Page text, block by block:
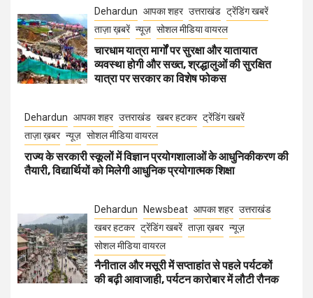
Dehardun आपका शहर उत्तराखंड ट्रेंडिंग खबरें
ताज़ा ख़बरें न्यूज़ सोशल मीडिया वायरल
चारधाम यात्रा मार्गों पर सुरक्षा और यातायात
व्यवस्था होगी और सख्त, श्रद्धालुओं की सुरक्षित
यात्रा पर सरकार का विशेष फोकस
Dehardun आपका शहर उत्तराखंड खबर हटकर ट्रेंडिंग खबरें
ताज़ा ख़बर न्यूज़ सोशल मीडिया वायरल
राज्य के सरकारी स्कूलों में विज्ञान प्रयोगशालाओं के आधुनिकीकरण की
तैयारी, विद्यार्थियों को मिलेगी आधुनिक प्रयोगात्मक शिक्षा
Dehardun Newsbeat आपका शहर उत्तराखंड
खबर हटकर ट्रेंडिंग खबरें ताज़ा ख़बर न्यूज़
सोशल मीडिया वायरल
नैनीताल और मसूरी में सप्ताहांत से पहले पर्यटकों
की बढ़ी आवाजाही, पर्यटन कारोबार में लौटी रौनक